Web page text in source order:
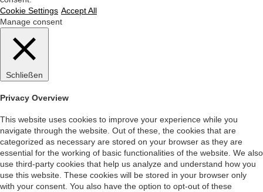
Cookie Settings Accept All
Manage consent
Schließen
Privacy Overview
This website uses cookies to improve your experience while you
navigate through the website. Out of these, the cookies that are
categorized as necessary are stored on your browser as they are
essential for the working of basic functionalities of the website. We also
use third-party cookies that help us analyze and understand how you
use this website. These cookies will be stored in your browser only
with your consent. You also have the option to opt-out of these